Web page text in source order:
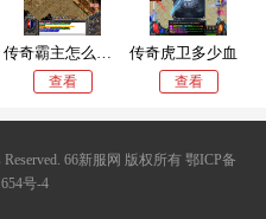
传奇霸主怎么打金
查看
传奇虎卫多少血
查看
Reserved. 66新服网 版权所有 鄂ICP备
号-4